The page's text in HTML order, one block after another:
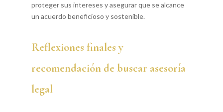
proteger sus intereses y asegurar que se alcance
un acuerdo beneficioso y sostenible.
Reflexiones finales y
recomendación de buscar asesoría
legal